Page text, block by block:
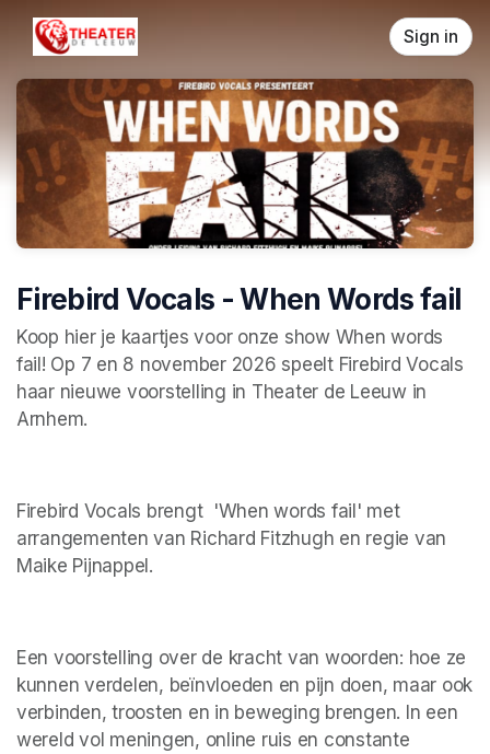
Skip header
Sign in
Firebird Vocals - When Words fail
Koop hier je kaartjes voor onze show When words
fail! Op 7 en 8 november 2026 speelt Firebird Vocals
haar nieuwe voorstelling in Theater de Leeuw in
Arnhem.
Firebird Vocals brengt  'When words fail' met
arrangementen van Richard Fitzhugh en regie van
Maike Pijnappel.
Een voorstelling over de kracht van woorden: hoe ze
kunnen verdelen, beïnvloeden en pijn doen, maar ook
verbinden, troosten en in beweging brengen. In een
wereld vol meningen, online ruis en constante